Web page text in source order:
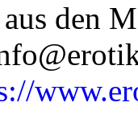
aus den